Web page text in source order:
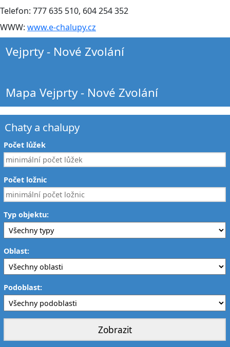
Telefon: 777 635 510, 604 254 352
WWW: www.e-chalupy.cz
Vejprty - Nové Zvolání
Mapa Vejprty - Nové Zvolání
Chaty a chalupy
Počet lůžek
Počet ložnic
Typ objektu:
Oblast:
Podoblast: